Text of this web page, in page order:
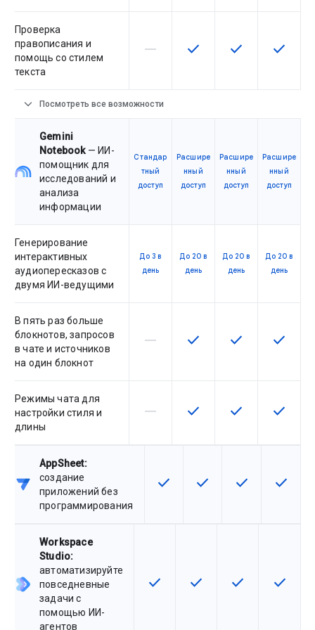
Проверка
правописания и
помощь со стилем
текста
Эта возможность не
horizontal_rule Эта возможность
check Эта
check Эта
check
expand_more Посмотреть все возможности
Gemini
Notebook— ИИ-
помощник для
исследований и
анализа
информации
Стандар
тный
доступ
Расшире
нный
доступ
Расшире
нный
доступ
Расшире
нный
доступ
Генерирование
интерактивных
аудиопересказов с
двумя ИИ-ведущими
До 3 в
день
До 20 в
день
До 20 в
день
До 20 в
день
В пять раз больше
блокнотов, запросов
в чате и источников
на один блокнот
Эта возможность не
horizontal_rule Эта возможность
check Эта
check Эта
check
Режимы чата для
настройки стиля и
длины
Эта возможность не
horizontal_rule Эта возможность
check Эта
check Эта
check
AppSheet:
создание
приложений без
программирования
Эта возможность доступна
check Эта возможность
check Эта
check Эта
check
Workspace
Studio:
автоматизируйте
повседневные
задачи с
помощью ИИ-
агентов
Эта возможность доступна для
check Эта возможность
check Эта
check Эта
check